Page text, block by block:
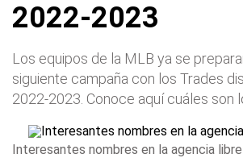
2022-2023
Los equipos de la MLB ya se
siguiente campaña con los Trades
2022-2023. Conoce aquí cuáles son
Interesantes nombres en la agencia